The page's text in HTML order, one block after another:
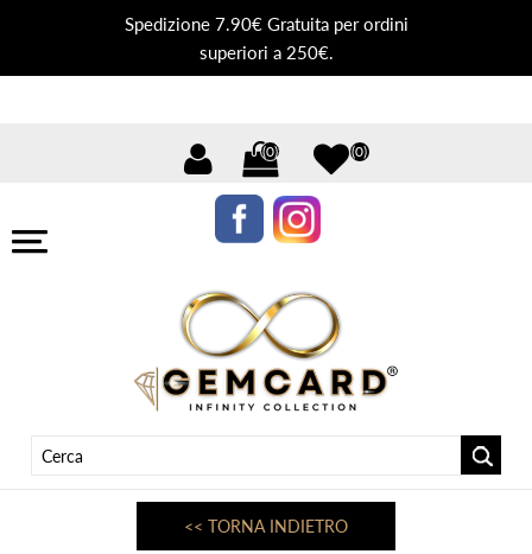
Spedizione 7.90€ Gratuita per ordini
superiori a 250€.
(0) (0)
<< TORNA INDIETRO